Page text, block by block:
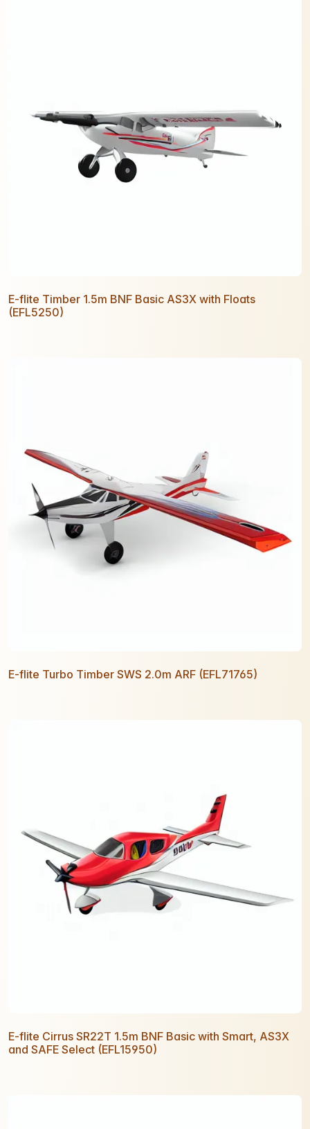
E-flite Timber 1.5m BNF Basic AS3X with Floats
(EFL5250)
E-flite Turbo Timber SWS 2.0m ARF (EFL71765)
E-flite Cirrus SR22T 1.5m BNF Basic with Smart, AS3X
and SAFE Select (EFL15950)